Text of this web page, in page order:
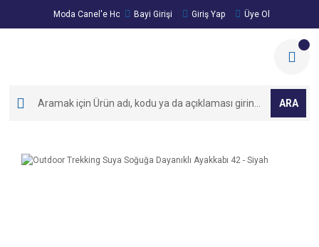
Moda Canel'e Hoşgeldiniz!
Bayi Girişi Giriş Yap Üye Ol
ARA